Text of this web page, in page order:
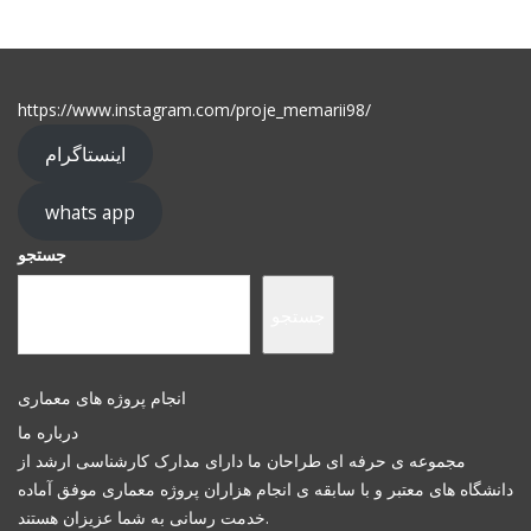
https://www.instagram.com/proje_memarii98/
اینستاگرام
whats app
جستجو
انجام پروژه های معماری
درباره ما
مجموعه ی حرفه ای طراحان ما دارای مدارک کارشناسی ارشد از
دانشگاه های معتبر و با سابقه ی انجام هزاران پروژه معماری موفق آماده
خدمت رسانی به شما عزیزان هستند.